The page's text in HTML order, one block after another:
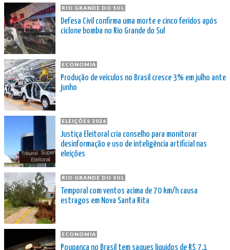
RIO GRANDE DO SUL
Defesa Civil confirma uma morte e cinco feridos após
ciclone bomba no Rio Grande do Sul
ECONOMIA
Produção de veículos no Brasil cresce 3% em julho ante
junho
ELEIÇÕES 2026
Justiça Eleitoral cria conselho para monitorar
desinformação e uso de inteligência artificial nas
eleições
RIO GRANDE DO SUL
Temporal com ventos acima de 70 km/h causa
estragos em Nova Santa Rita
ECONOMIA
Poupança no Brasil tem saques líquidos de R$ 7,1